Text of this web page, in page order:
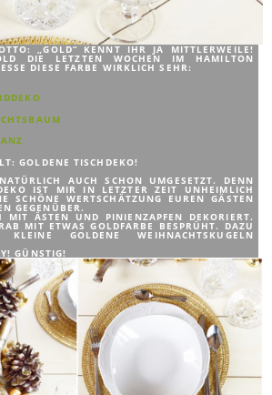
„GOLD“ KENNT IHR JA MITTLERWEILE!
DIE LETZTEN WOCHEN IM HAMILTON
DIESE FARBE WIRKLICH SEHR:
GOLDENE TISCHDEKO!
AUCH SCHON UMGESETZT. DENN
IST MIR IN LETZTER ZEIT UNHEIMLICH
SCHÖNE WERTSCHÄTZUNG EUREN GÄSTEN
GEGENÜBER.
MIT ÄSTEN UND PINIENZAPFEN DEKORIERT.
MIT ETWAS GOLDFARBE BESPRÜHT. DAZU
GOLDENE WEIHNACHTSKUGELN
GÜNSTIG!